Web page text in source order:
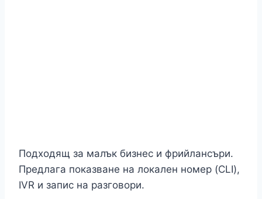
Подходящ за малък бизнес и фрийлансъри.
Предлага показване на локален номер (CLI),
IVR и запис на разговори.